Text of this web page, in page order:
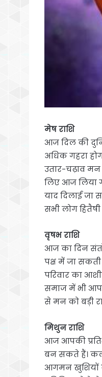
मेष राशि
आज दिल की
अधिक गहरा
उतार-चढ़ाव
लिए आज लिया
याद दिलाई
सभी लोग हितैषी
वृषभ राशि
आज का दिन
पक्ष में जा
परिवार का
समाज में भी
से मन को बड़ी
मिथुन राशि
आज आपकी
बन सकते हैं।
आगमन खुशियों